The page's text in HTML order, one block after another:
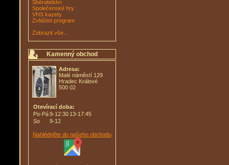
Sběratelství
Společenské hry
VHS kazety
Zvláštní program
Zobrazit vše...
Kamenný obchod
Adresa:
Malé náměstí 129
Hradec Králové
500 02
Otevírací doba:
Po-Pá9-12:30 13-17:45
So
9-12
Nahlédněte do našeho obchodu